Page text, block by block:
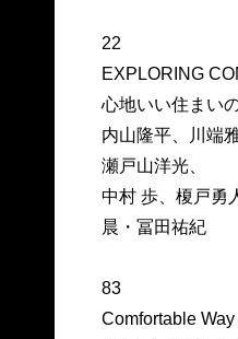
22
EXPLORING
心地いい住まい
内山隆平、川端
瀬戸山洋光、
中村 歩、榎戸勇
晨・冨田祐紀
83
Comfortable Way